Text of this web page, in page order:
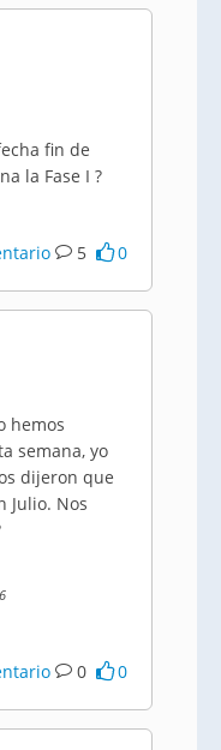
fin de
la Fase I ?
5 0
hemos
semana, yo
dijeron que
Julio. Nos
0 0